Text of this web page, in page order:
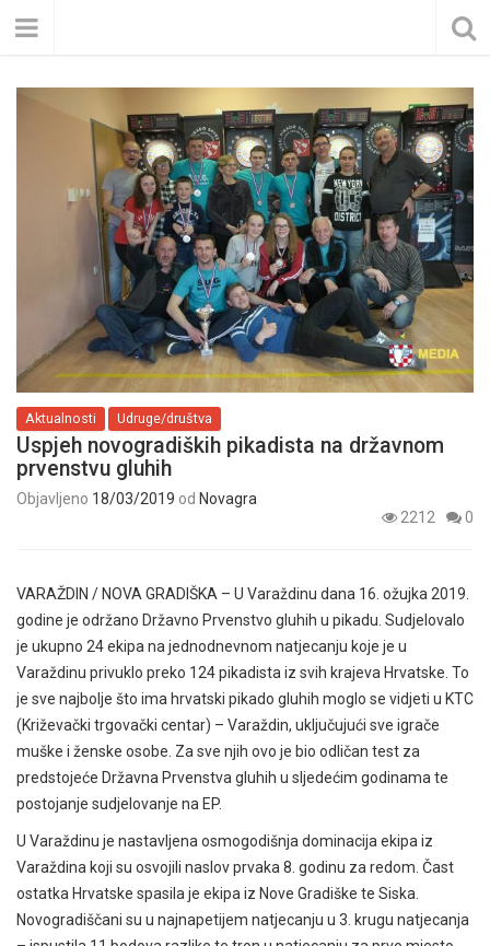
Aktualnosti Udruge/društva
Uspjeh novogradiških pikadista na državnom
prvenstvu gluhih
Objavljeno 18/03/2019 od Novagra
2212
0
VARAŽDIN / NOVA GRADIŠKA – U Varaždinu dana 16. ožujka 2019.
godine je održano Državno Prvenstvo gluhih u pikadu. Sudjelovalo
je ukupno 24 ekipa na jednodnevnom natjecanju koje je u
Varaždinu privuklo preko 124 pikadista iz svih krajeva Hrvatske. To
je sve najbolje što ima hrvatski pikado gluhih moglo se vidjeti u KTC
(Križevački trgovački centar) – Varaždin, uključujući sve igrače
muške i ženske osobe. Za sve njih ovo je bio odličan test za
predstojeće Državna Prvenstva gluhih u sljedećim godinama te
postojanje sudjelovanje na EP.
U Varaždinu je nastavljena osmogodišnja dominacija ekipa iz
Varaždina koji su osvojili naslov prvaka 8. godinu za redom. Čast
ostatka Hrvatske spasila je ekipa iz Nove Gradiške te Siska.
Novogradiščani su u najnapetijem natjecanju u 3. krugu natjecanja